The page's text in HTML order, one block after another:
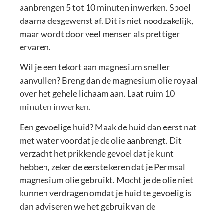
aanbrengen 5 tot 10 minuten inwerken. Spoel
daarna desgewenst af. Dit is niet noodzakelijk,
maar wordt door veel mensen als prettiger
ervaren.
Wil je een tekort aan magnesium sneller
aanvullen? Breng dan de magnesium olie royaal
over het gehele lichaam aan. Laat ruim 10
minuten inwerken.
Een gevoelige huid? Maak de huid dan eerst nat
met water voordat je de olie aanbrengt. Dit
verzacht het prikkende gevoel dat je kunt
hebben, zeker de eerste keren dat je Permsal
magnesium olie gebruikt. Mocht je de olie niet
kunnen verdragen omdat je huid te gevoelig is
dan adviseren we het gebruik van de